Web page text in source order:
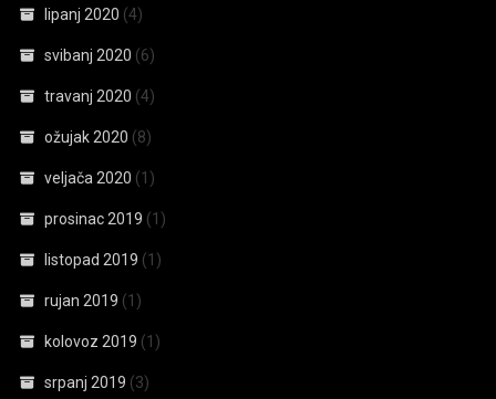
lipanj 2020 (4)
svibanj 2020 (6)
travanj 2020 (4)
ožujak 2020 (8)
veljača 2020 (1)
prosinac 2019 (1)
listopad 2019 (1)
rujan 2019 (1)
kolovoz 2019 (1)
srpanj 2019 (3)